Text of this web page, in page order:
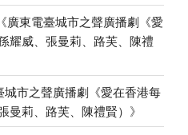
廣東電臺城市之聲廣播劇《愛
耀威、張曼莉、路芙、陳禮
城市之聲廣播劇《愛在香港每
曼莉、路芙、陳禮賢） 》